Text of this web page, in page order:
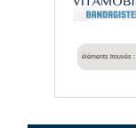
éléments trouvés :